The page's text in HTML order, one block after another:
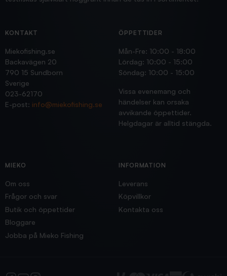
KONTAKT
Miekofishing.se
Backavägen 20
790 15 Sundborn
Sverige
023-62170
E-post: info@miekofishing.se
ÖPPETTIDER
Mån-Fre: 10:00 - 18:00
Lördag: 10:00 - 15:00
Söndag: 10:00 - 15:00
Vissa evenemang och
händelser kan orsaka
avvikande öppettider.
Helgdagar är alltid stängda.
MIEKO
Om oss
Frågor och svar
Butik och öppettider
Bloggare
Jobba på Mieko Fishing
INFORMATION
Leverans
Köpvillkor
Kontakta oss